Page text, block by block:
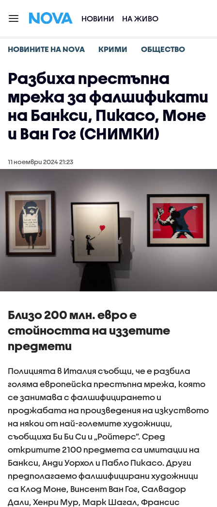
НОВИНИ НА ЖИВО
НОВИНИТЕ НА NOVA КРИМИ ОБЩЕСТВО
Разбиха престъпна
мрежа за фалшификати
на Банкси, Пикасо, Моне
и Ван Гог (СНИМКИ)
11 ноември 2024 21:23
Близо 200 млн. евро е
стойността на иззетите
предмети
Полицията в Италия съобщи, че е разбила
голяма европейска престъпна мрежа, която
се занимава с фалшифицирането и
проджабата на произведения на изкуството
на някои от най-големите художници,
съобщиха Би Би Си и „Ройтерс”. Сред
откритите 2100 предмета са имитации на
Банкси, Анди Уорхол и Пабло Пикасо. Други
предполагаемо фалшифицирани художници
са Клод Моне, Винсент Ван Гог, Салвадор
Дали, Хенри Мур, Марк Шагал, Франсис